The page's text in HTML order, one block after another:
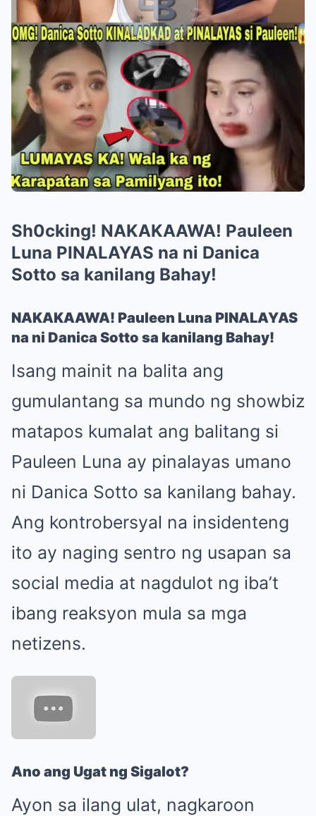
Sh0cking! NAKAKAAWA! Pauleen
Luna PINALAYAS na ni Danica
Sotto sa kanilang Bahay!
NAKAKAAWA! Pauleen Luna PINALAYAS
na ni Danica Sotto sa kanilang Bahay!
Isang mainit na balita ang
gumulantang sa mundo ng showbiz
matapos kumalat ang balitang si
Pauleen Luna ay pinalayas umano
ni Danica Sotto sa kanilang bahay.
Ang kontrobersyal na insidenteng
ito ay naging sentro ng usapan sa
social media at nagdulot ng iba’t
ibang reaksyon mula sa mga
netizens.
Ano ang Ugat ng Sigalot?
Ayon sa ilang ulat, nagkaroon